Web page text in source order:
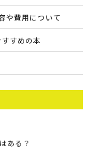
や費用について
すめの本
ある？